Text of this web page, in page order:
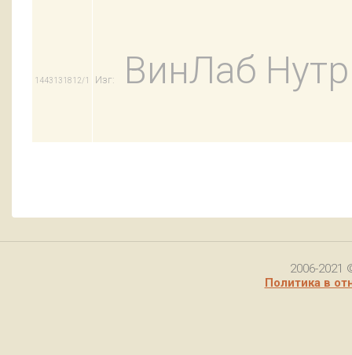
1443131812/1 Изг: ВинЛаб
2006-2021
Политика в